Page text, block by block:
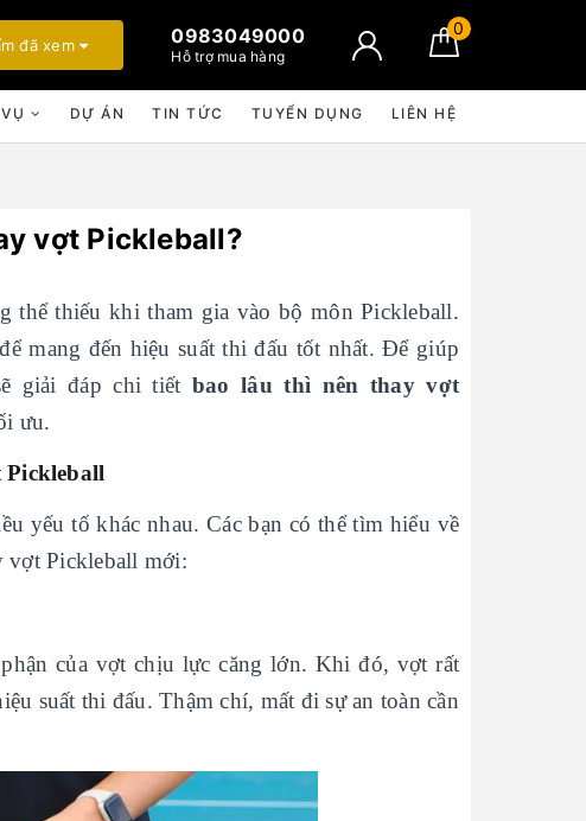
đã xem 0983049000
Hỗ trợ mua hàng
0
DỰ ÁN TIN TỨC TUYỂN DỤNG LIÊN HỆ
vợt Pickleball?
thể thiếu khi tham gia vào bộ môn Pickleball.
mang đến hiệu suất thi đấu tốt nhất. Để giúp
giải đáp chi tiết bao lâu thì nên thay vợt
ưu.
Pickleball
yếu tố khác nhau. Các bạn có thể tìm hiểu về
vợt Pickleball mới:
của vợt chịu lực căng lớn. Khi đó, vợt rất
suất thi đấu. Thậm chí, mất đi sự an toàn cần